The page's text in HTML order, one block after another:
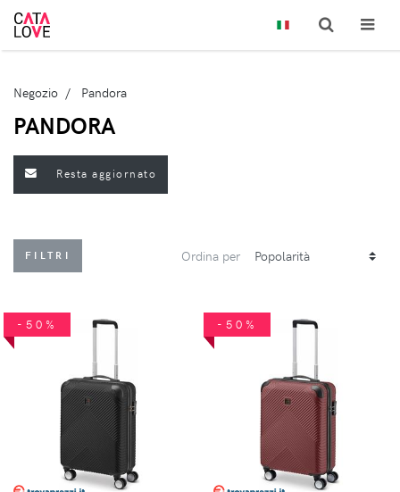
Negozio Pandora
PANDORA
Resta aggiornato
FILTRI Ordina per
-50% -50%